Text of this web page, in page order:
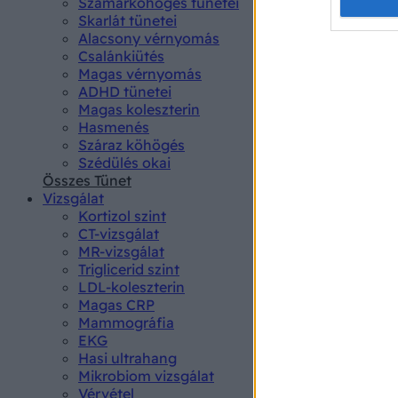
Skarlát tünetei
Alacsony vérnyomás
Csalánkiütés
Magas vérnyomás
ADHD tünetei
Magas koleszterin
Hasmenés
Száraz köhögés
Szédülés okai
Összes Tünet
Vizsgálat
Kortizol szint
CT-vizsgálat
MR-vizsgálat
Triglicerid szint
LDL-koleszterin
Magas CRP
Mammográfia
EKG
Hasi ultrahang
Mikrobiom vizsgálat
Vérvétel